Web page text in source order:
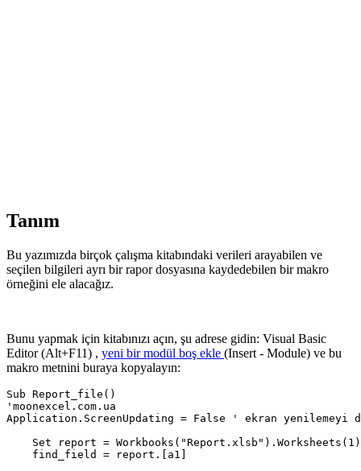
Tanım
Bu yazımızda birçok çalışma kitabındaki verileri arayabilen ve
seçilen bilgileri ayrı bir rapor dosyasına kaydedebilen bir makro
örneğini ele alacağız.
Bunu yapmak için kitabınızı açın, şu adrese gidin: Visual Basic
Editor (Alt+F11) , yeni bir modül boş ekle (Insert - Module) ve bu
makro metnini buraya kopyalayın:
Sub Report_file()
'moonexcel.com.ua
Application.ScreenUpdating = False ' ekran yenilemeyi
    Set report = Workbooks("Report.xlsb").Worksheets(1)
    find_field = report.[a1]